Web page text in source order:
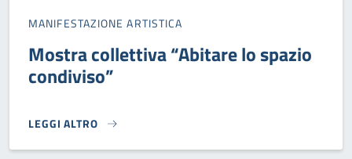
MANIFESTAZIONE ARTISTICA
Mostra collettiva “Abitare lo spazio
condiviso”
LEGGI ALTRO
MOSTRA COLLETTIVA “ABITARE LO SPAZIO CONDIVISO”}